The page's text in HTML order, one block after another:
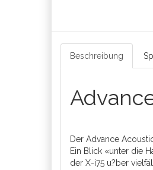
Beschreibung
Der Advance
Ein Blick «unter die
der X-i75 u?ber